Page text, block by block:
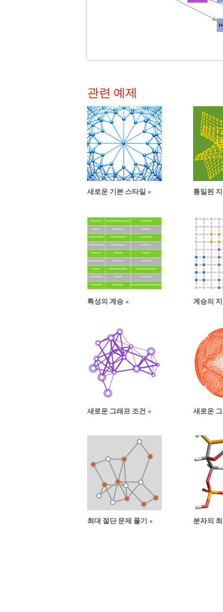
관련 예제
새로운 기본 스타일 통일된
특성의 계승 계승의
새로운 그래프 조건 새로운
최대 절단 문제 풀기 분자의